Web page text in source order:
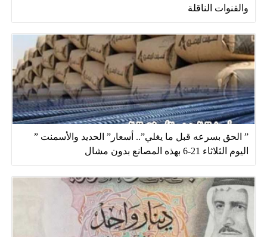
والقنوات الناقلة
” الحق بسرعه قبل ما يغلي”.. أسعار” الحديد والأسمنت ”
اليوم الثلاثاء 21-6 بهذه المصانع بدون مشال